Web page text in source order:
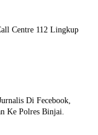
Centre 112 Lingkup
Di Fecebook,
Ke Polres Binjai.